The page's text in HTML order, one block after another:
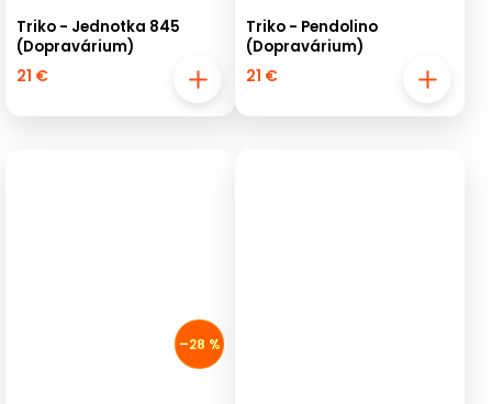
Triko - Jednotka 845
(Dopravárium)
21 €
Triko - Pendolino
(Dopravárium)
21 €
–28 %